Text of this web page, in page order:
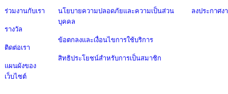
ร่วมงานกับเรา
รางวัล
ติดต่อเรา
แผนผังของ
เว็บไซต์
นโยบายความปลอดภัยและความเป็นส่วน
บุคคล
ข้อตกลงและเงื่อนไขการใช้บริการ
สิทธิประโยชน์สำหรับการเป็นสมาชิก
ลงประกาศง